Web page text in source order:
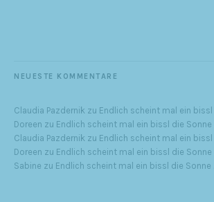
NEUESTE KOMMENTARE
Claudia Pazdernik zu Endlich scheint mal ein
Doreen zu Endlich scheint mal ein bissl die Sonne
Claudia Pazdernik zu Endlich scheint mal ein
Doreen zu Endlich scheint mal ein bissl die Sonne
Sabine zu Endlich scheint mal ein bissl die Sonne